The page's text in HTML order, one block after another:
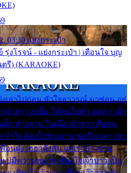
03:30 แย่งกระเป๋า
รุ่งโรจน์ - แย่งกระเป๋า | เตือนใจ บุญ
รี) (KARAOKE)
งเอาไปก่อน หัวใจอาวรณ์ มาซ่อน อยู่
จ้าสาว ส่งยิ้ม ให้คนไปทั่ว แต่เรา เฝ้า
ด็ก ล้างจาน ในเมื่อ เจ้าสาว คือคน
ำใจ ต้องไปช่วยงาน พอถึงเวลา เขา
อนฝูง เฮฮาดังลั่น แต่เราล้างจาน
บ่มีความหมาย เคียงใจเจ้าบ่าว เป็น